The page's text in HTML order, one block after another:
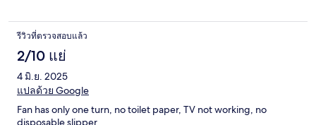
รีวิวที่ตรวจสอบแล้ว
2/10 แย่
4 มิ.ย. 2025
แปลด้วย Google
Fan has only one turn, no toilet paper, TV not working, no
disposable slipper